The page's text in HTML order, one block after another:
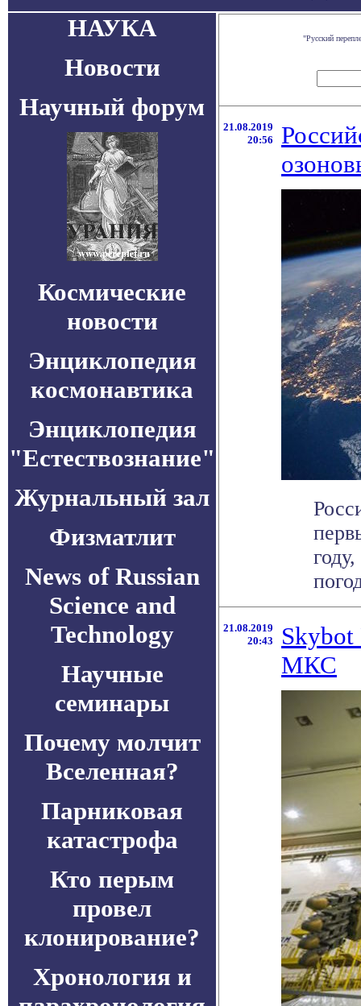
НАУКА
Новости
Научный форум
Космические
новости
Энциклопедия
космонавтика
Энциклопедия
"Естествознание"
Журнальный зал
Физматлит
News of Russian
Science and
Technology
Научные
семинары
Почему молчит
Вселенная?
Парниковая
катастрофа
Кто перым
провел
клонирование?
Хронология и
"Русский
21.08.2019
20:56
21.08.2019
20:43
Skybot
МКС